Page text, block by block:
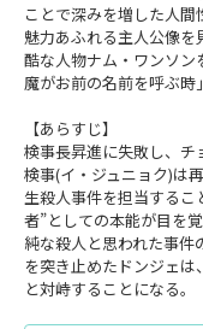
ことで深みを増した人
魅力あふれる主人公像
酷な人物ナム・ワンソ
魔がお前の名前を呼ぶ時
【あらすじ】
検事長昇進に失敗し、チ
検事(イ・ジュニョク)は
生殺人事件を担当するこ
者”としての本能が目を
純な殺人と思われた事件
を突き止めたドンジェ
と対峙することになる。